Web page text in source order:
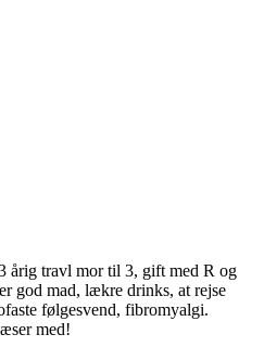
årig travl mor til 3, gift med R og
god mad, lækre drinks, at rejse
følgesvend, fibromyalgi.
med!